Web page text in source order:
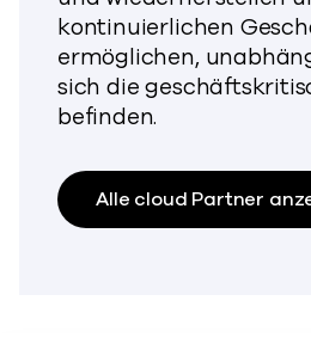
kontinuierlichen
ermöglichen,
sich die
befinden.
Alle cloud Partner